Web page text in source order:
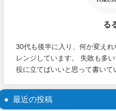
る
30代も後半に入り、何か変え
レンジしています。 失敗も多
役に立てばいいと思って書いて
最近の投稿